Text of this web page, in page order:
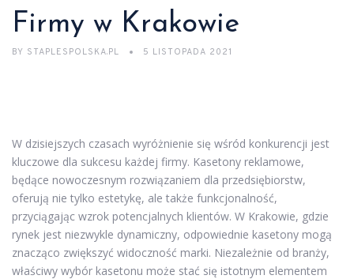
Firmy w Krakowie
BY STAPLESPOLSKA.PL 5 LISTOPADA 2021
W dzisiejszych czasach wyróżnienie się wśród konkurencji jest
kluczowe dla sukcesu każdej firmy. Kasetony reklamowe,
będące nowoczesnym rozwiązaniem dla przedsiębiorstw,
oferują nie tylko estetykę, ale także funkcjonalność,
przyciągając wzrok potencjalnych klientów. W Krakowie, gdzie
rynek jest niezwykle dynamiczny, odpowiednie kasetony mogą
znacząco zwiększyć widoczność marki. Niezależnie od branży,
właściwy wybór kasetonu może stać się istotnym elementem